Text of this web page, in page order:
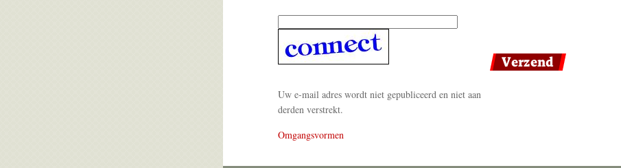
Uw e-mail adres wordt niet gepubliceerd en niet aan
derden verstrekt.
Omgangsvormen